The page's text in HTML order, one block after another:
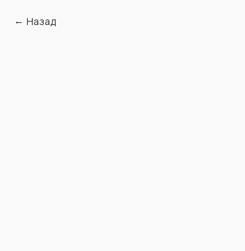
Назад